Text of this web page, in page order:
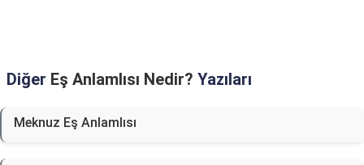
Diğer Eş Anlamlısı Nedir? Yazıları
Meknuz Eş Anlamlısı